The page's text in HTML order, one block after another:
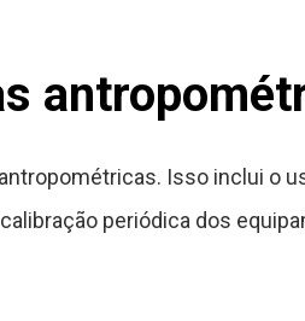
Isso inclui o
periódica dos